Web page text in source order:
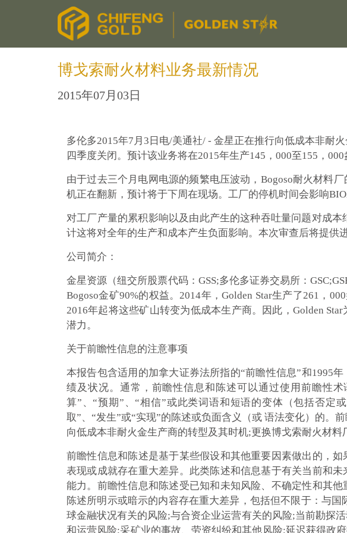
博戈索耐火材料业务最新情况
2015年07月03日
多伦多2015年7月3日电/美通社/ - 金星正在推行向低成本非耐
四季度关闭。预计该业务将在2015年生产145，000至155，
由于过去三个月电网电源的频繁电压波动，Bogoso耐火材料
机正在翻新，预计将于下周在现场。工厂的停机时间会影响
对工厂产量的累积影响以及由此产生的这种吞吐量问题对成
计这将对全年的生产和成本产生负面影响。本次审查后将提供
公司简介：
金星资源（纽交所股票代码：GSS;多伦多证券交易所：
Bogoso金矿90%的权益。2014年，Golden Star生产了261，
2016年起将这些矿山转变为低成本生产商。因此，Golden
潜力。
关于前瞻性信息的注意事项
本报告包含适用的加拿大证券法所指的“前瞻性信息”和1995
绩及状况。通常，前瞻性信息和陈述可以通过使用前瞻性
算”、“预期”、“相信”或此类词语和短语的变体（包括否定
取”、“发生”或“实现”的陈述或负面含义（或 语法变化）的。
向低成本非耐火金生产商的转型及其时机;更换博戈索耐火材
前瞻性信息和陈述是基于某些假设和其他重要因素做出的，
表现或成就存在重大差异。此类陈述和信息基于有关当前和
能力。前瞻性信息和陈述受已知和未知风险、不确定性和其
陈述所明示或暗示的内容存在重大差异，包括但不限于：与
球金融状况有关的风险;与合资企业运营有关的风险;当前勘探
和运营风险;采矿业的事故、劳资纠纷和其他风险;延迟获得政